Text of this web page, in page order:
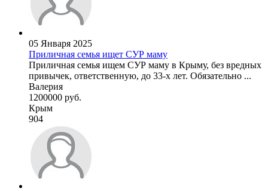
05 Января 2025
Приличная семья ищет СУР маму
Приличная семья ищем СУР маму в Крыму, без вредных
привычек, ответственную, до 33-х лет. Обязательно ...
Валерия
1200000 руб.
Крым
904